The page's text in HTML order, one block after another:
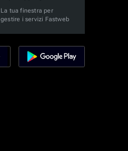
La tua finestra per
gestire i servizi Fastweb